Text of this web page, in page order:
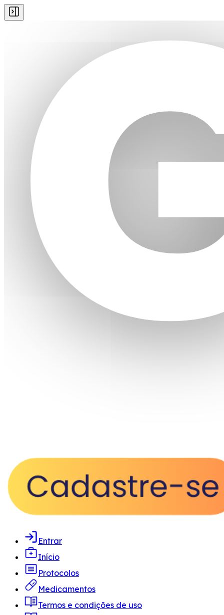
Entrar
Início
Protocolos
Medicamentos
Termos e condições de uso